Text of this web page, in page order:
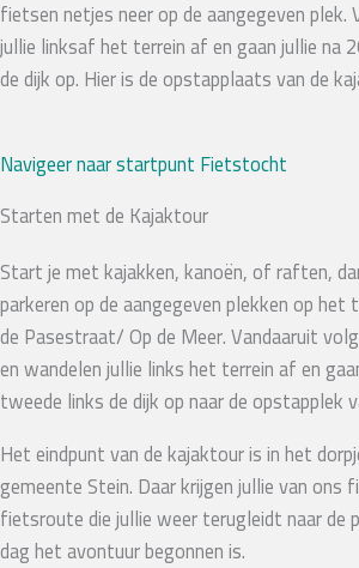
fietsen netjes neer op de aangegeven plek.
jullie linksaf het terrein af en gaan jullie na
de dijk op. Hier is de opstapplaats van de
Navigeer naar startpunt Fietstocht
Starten met de Kajaktour
Start je met kajakken, kanoën, of raften,
parkeren op de aangegeven plekken op het
de Pasestraat/ Op de Meer. Vandaaruit
en wandelen jullie links het terrein af en
tweede links de dijk op naar de opstapplek
Het eindpunt van de kajaktour is in het
gemeente Stein. Daar krijgen jullie van ons
fietsroute die jullie weer terugleidt naar de
dag het avontuur begonnen is.